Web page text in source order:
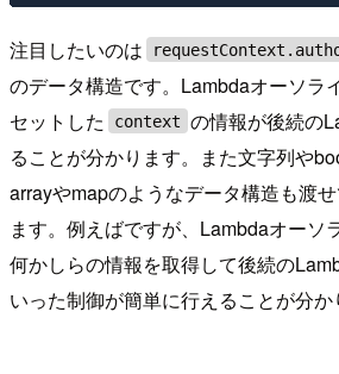
注目したいのは
のデータ構造です。Lambdaオーソラ
セットした
context の情報が後続の
ることが分かります。また文字列や
arrayやmapのようなデータ構造も渡
ます。例えばですが、Lambdaオーソ
何かしらの情報を取得して後続の
いった制御が簡単に行えることが分か